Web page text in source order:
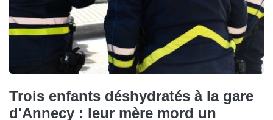
Trois enfants déshydratés à la gare
d'Annecy : leur mère mord un